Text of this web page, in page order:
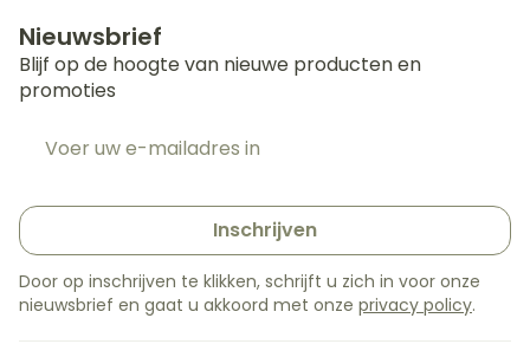
Nieuwsbrief
Blijf op de hoogte van nieuwe producten en
promoties
Inschrijven
Door op inschrijven te klikken, schrijft u zich in voor onze
nieuwsbrief en gaat u akkoord met onze privacy policy.